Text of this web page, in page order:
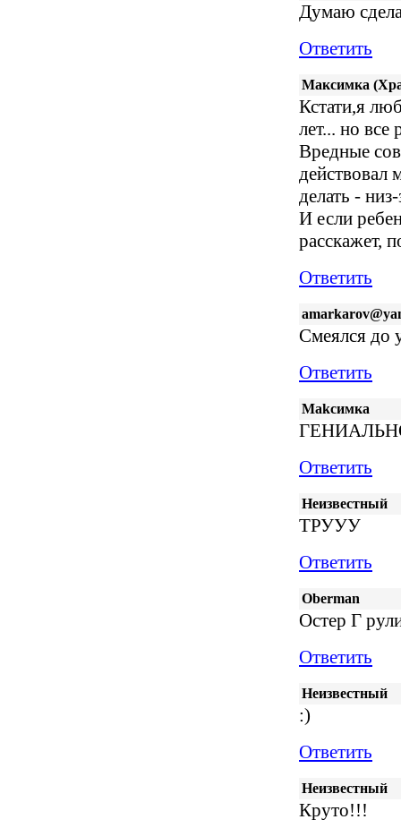
Думаю
Ответить
Максимка
Кстати,я
лет... но все
Вредные
действовал
делать -
И если
расскажет,
Ответить
Смеялся до
Ответить
Маkcимка
Ответить
Неизвестный
ТРУУУ
Ответить
Oberman
Остер Г
Ответить
Неизвестный
:)
Ответить
Неизвестный
Круто!!!